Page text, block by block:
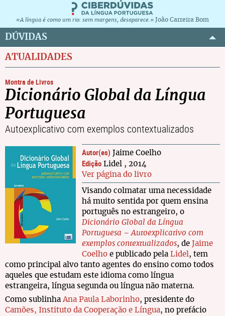
«A língua é como um rio: sem margens, desaparece.» João Carreira Bom
DÚVIDAS
ATUALIDADES
Montra de Livros
Dicionário Global da Língua
Portuguesa
Autoexplicativo com exemplos contextualizados
Autor(es) Jaime Coelho
Edição Lidel , 2014
Ver página do livro
Visando colmatar uma necessidade
há muito sentida por quem ensina
português no estrangeiro, o
Dicionário Global da Língua
Portuguesa – Autoexplicativo com
exemplos contextualizados, de Jaime
Coelho e publicado pela Lidel, tem
como principal alvo tanto agentes do ensino como todos
aqueles que estudam este idioma como língua
estrangeira, língua segunda ou língua não materna.
Como sublinhaAna Paula Laborinho, presidente do
Camões, Instituto da Cooperação e Língua, no prefácio